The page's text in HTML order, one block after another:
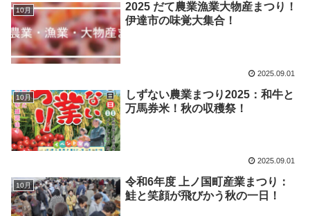
10月
2025 だて農業漁業大物産まつり！
伊達市の味覚大集合！
2025.09.01
10月
しずない農業まつり2025：和牛と
万馬券米！秋の収穫祭！
2025.09.01
10月
令和6年度 上ノ国町産業まつり：
鮭と笑顔が飛びかう秋の一日！